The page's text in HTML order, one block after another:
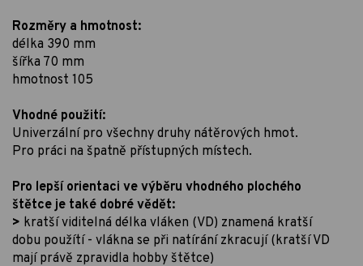
Rozměry a hmotnost:
délka 390 mm
šířka 70 mm
hmotnost 105
Vhodné použití:
Univerzální pro všechny druhy nátěrových hmot.
Pro práci na špatně přístupných místech.
Pro lepší orientaci ve výběru vhodného plochého
štětce je také dobré vědět:
> kratší viditelná délka vláken (VD) znamená kratší
dobu použítí - vlákna se při natírání zkracují (kratší VD
mají právě zpravidla hobby štětce)